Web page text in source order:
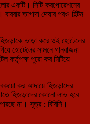
একটি। সিটি করপোরেশনের
তাগাদা দেয়ার পরও হিল্টন
ভাড়া করে ওই হোটেলের
হোটেলের সামনে গানবাজনা
কর্তৃপক্ষ পুরো কর মিটিয়ে
কর আদায়ে হিজড়াদের
হিজড়াদের কোনো লাভ হবে
না। সূত্র : বিবিসি।